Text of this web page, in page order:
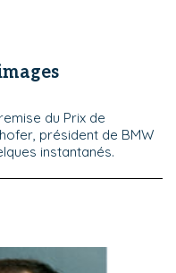
du Prix de
président de BMW
instantanés.